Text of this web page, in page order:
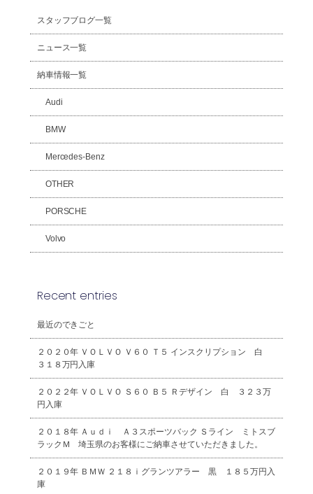
スタッフブログ一覧
ニュース一覧
納車情報一覧
Audi
BMW
Mercedes-Benz
OTHER
PORSCHE
Volvo
Recent entries
最近のできごと
２０２０年 ＶＯＬＶＯ Ｖ６０ Ｔ５ インスクリプション 白
３１８万円入庫
２０２２年 ＶＯＬＶＯ Ｓ６０ Ｂ５ Ｒデザイン 白 ３２３万
円入庫
２０１８年 Ａｕｄｉ Ａ３スポーツバック Ｓライン ミトスブ
ラックＭ 埼玉県のお客様にご納車させていただきました。
２０１９年 ＢＭＷ ２１８ｉグランツアラー 黒 １８５万円入
庫